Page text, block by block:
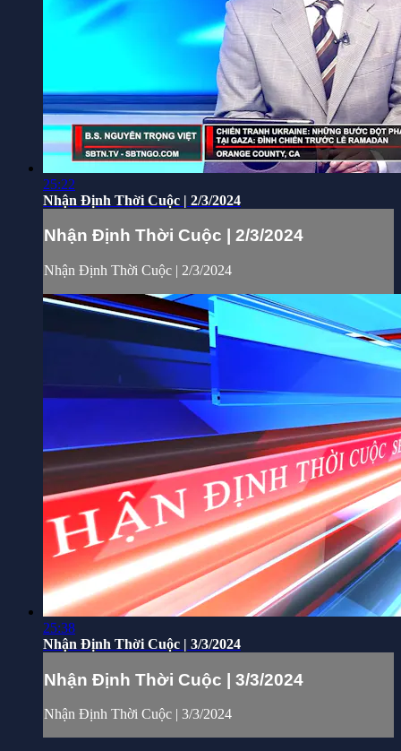
25:22
Nhận Định Thời Cuộc | 2/3/2024
Nhận Định Thời Cuộc | 2/3/2024
Nhận Định Thời Cuộc | 2/3/2024
25:38
Nhận Định Thời Cuộc | 3/3/2024
Nhận Định Thời Cuộc | 3/3/2024
Nhận Định Thời Cuộc | 3/3/2024